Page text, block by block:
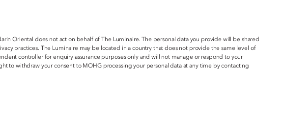
Oriental does not act on behalf of The Luminaire. The personal data you provide will be shared
practices. The Luminaire may be located in a country that does not provide the same level of
controller for enquiry assurance purposes only and will not manage or respond to your
to withdraw your consent to MOHG processing your personal data at any time by contacting